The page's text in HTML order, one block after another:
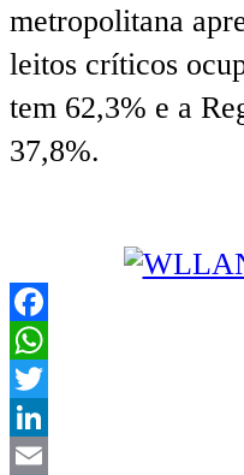
metropolitana
leitos críticos
tem 62,3% e a
37,8%.
Facebook
WhatsApp
Twitter
LinkedIn